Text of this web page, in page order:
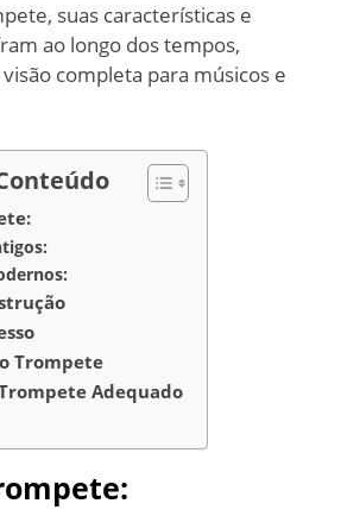
suas características e
ao longo dos tempos,
completa para músicos e
Trompete
Adequado